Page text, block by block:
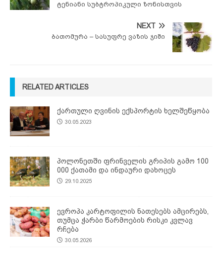
ტენიანი სუბტროპიკული ზონისთვის
NEXT
ბათომურა – სასუფრე ვაზის ჯიში
RELATED ARTICLES
ქართული ღვინის ექსპორტის ხელშეწყობა
30.05.2023
პოლონეთში ფრინველის გრიპის გამო 100
000 ქათამი და ინდაური დახოცეს
29.10.2025
ევროპა კარტოფილის ნათესებს ამცირებს,
თუმცა ჭარბი წარმოების რისკი კვლავ
რჩება
30.05.2026